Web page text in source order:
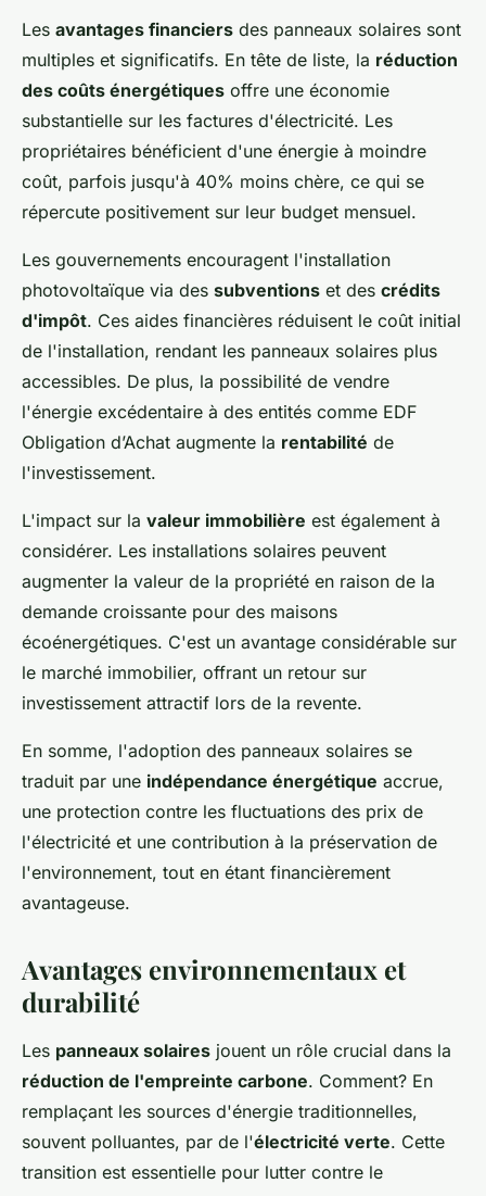
Les avantages financiers des panneaux solaires sont
multiples et significatifs. En tête de liste, la réduction
des coûts énergétiques offre une économie
substantielle sur les factures d'électricité. Les
propriétaires bénéficient d'une énergie à moindre
coût, parfois jusqu'à 40% moins chère, ce qui se
répercute positivement sur leur budget mensuel.
Les gouvernements encouragent l'installation
photovoltaïque via des subventions et des crédits
d'impôt. Ces aides financières réduisent le coût initial
de l'installation, rendant les panneaux solaires plus
accessibles. De plus, la possibilité de vendre
l'énergie excédentaire à des entités comme EDF
Obligation d’Achat augmente la rentabilité de
l'investissement.
L'impact sur la valeur immobilière est également à
considérer. Les installations solaires peuvent
augmenter la valeur de la propriété en raison de la
demande croissante pour des maisons
écoénergétiques. C'est un avantage considérable sur
le marché immobilier, offrant un retour sur
investissement attractif lors de la revente.
En somme, l'adoption des panneaux solaires se
traduit par une indépendance énergétique accrue,
une protection contre les fluctuations des prix de
l'électricité et une contribution à la préservation de
l'environnement, tout en étant financièrement
avantageuse.
Avantages environnementaux et
durabilité
Les panneaux solaires jouent un rôle crucial dans la
réduction de l'empreinte carbone. Comment? En
remplaçant les sources d'énergie traditionnelles,
souvent polluantes, par de l'électricité verte. Cette
transition est essentielle pour lutter contre le